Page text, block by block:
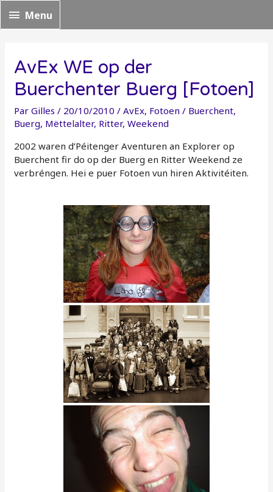
Menu
Menu
AvEx WE op der
Buerchenter Buerg [Fotoen]
ParGilles / 20/10/2010 /AvEx, Fotoen / Buerchent,
Buerg, Mëttelalter, Ritter,Weekend
2002 waren d’Péitenger Aventuren an Explorer op
Buerchent fir do op der Buerg en Ritter Weekend ze
verbréngen. Hei e puer Fotoen vun hiren Aktivitéiten.